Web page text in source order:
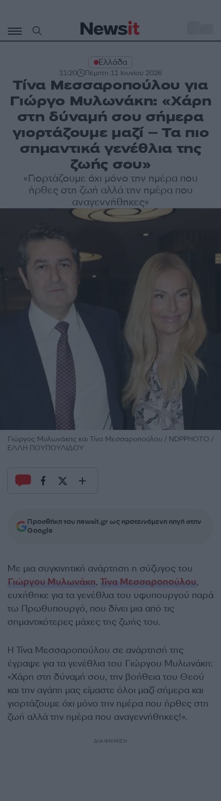
περιεχόμενο
Ελλάδα
11:20 Πέμπτη 11 Ιουνίου 2026
Τίνα Μεσσαροπούλου για
Γιώργο Μυλωνάκη: «Χάρη
στη δύναμή σου σήμερα
γιορτάζουμε μαζί – Τα πιο
σημαντικά γενέθλια της
ζωής σου»
«Γιορτάζουμε όχι μόνο την ημέρα που
ήρθες στη ζωή αλλά την ημέρα που
αναγεννήθηκες»
Γιώργος Μυλωνάκης και Τίνα Μεσσαροπούλου / NDPPHOTO /
ΕΛΛΗ ΠΟΥΠΟΥΛΙΔΟΥ
Προσθήκη του newsit.gr ως προτεινόμενη πηγή στην
Google
Με μια συγκινητική ανάρτηση η σύζυγος του
Γιώργου Μυλωνάκη, Τίνα Μεσσαροπούλου,
ευχήθηκε για τα γενέθλια του υφυπουργού παρά
τω Πρωθυπουργό, που δίνει μια από τις
σημαντικότερες μάχες της ζωής του.
Η Τίνα Μεσσαροπούλου σε ανάρτησή της
έγραψε για τα γενέθλια του Γιώργου Μυλωνάκη:
«Χάρη στη δύναμή σου, την βοήθεια του Θεού
και την αγάπη μας είμαστε όλοι μαζί σήμερα και
γιορτάζουμε όχι μόνο την ημέρα που ήρθες στη
ζωή αλλά την ημέρα που αναγεννήθηκες!».
ΔΙΑΦΗΜΙΣΗ